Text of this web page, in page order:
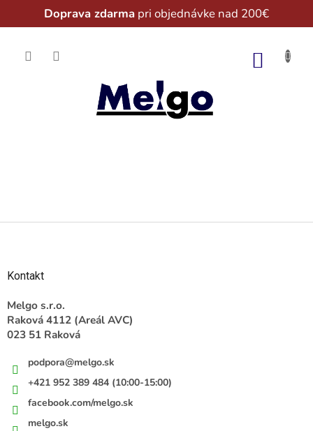
Doprava zdarma pri objednávke nad 200€
obsah
Kontakt
Melgo s.r.o.
Raková 4112 (Areál AVC)
023 51 Raková
podpora@melgo.sk
+421 952 389 484 (10:00-15:00)
facebook.com/melgo.sk
melgo.sk